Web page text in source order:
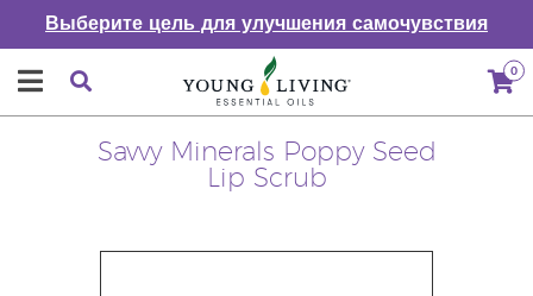
Выберите цель для улучшения самочувствия
0
Savvy Minerals Poppy Seed
Lip Scrub